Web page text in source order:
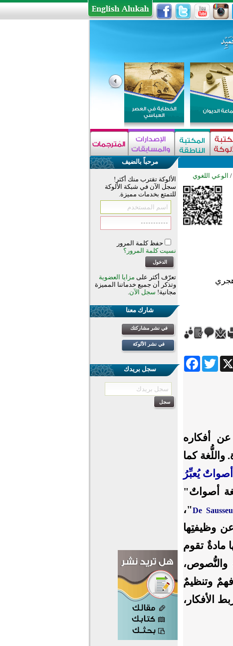
/ الوعي اللغوي
FacebookTwitter
عن أفكاره
كما
أصواتٌ يُعبِّرُ
أصواتٌ"
De"،
وظيفتِها
مادةٌ تقوم
والنُّصوص،
وتنظيمٌ
الأفكار،
مرحباً بالضيف
الألوكة تقترب منك أكثر!
سجل الآن في شبكة الألوكة
للتمتع بخدمات مميزة.
حفظ كلمة المرور
نسيت كلمة المرور؟
تعرّف أكثر على مزايا العضوية
وتذكر أن جميع خدماتنا المميزة
مجانية! سجل الآن.
شارك معنا
في نشر مشاركتك
في نشر الألوكة
سجل بريدك